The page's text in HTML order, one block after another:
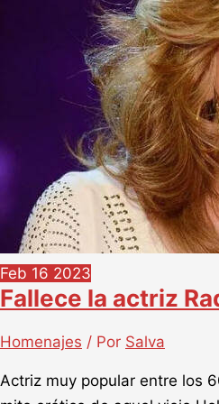
Feb 16 2023
Fallece la actriz
Homenajes / Por Salva
Actriz muy popular entre los